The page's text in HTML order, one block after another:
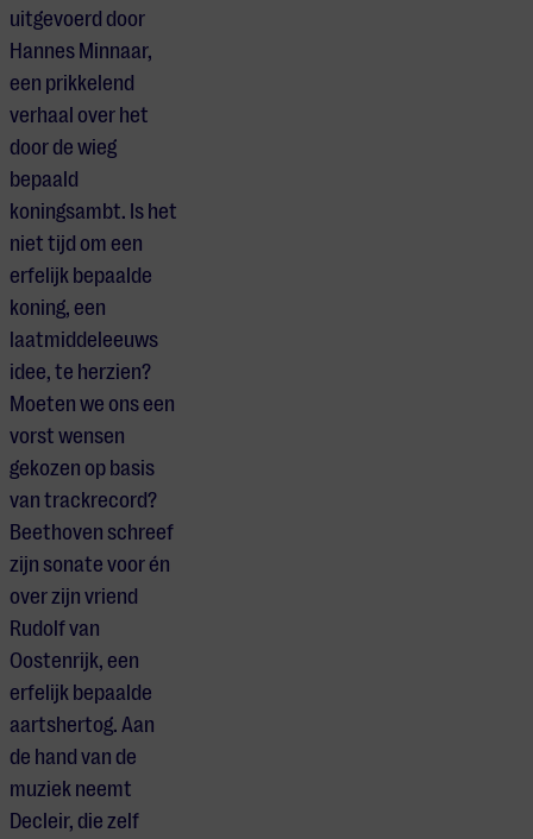
uitgevoerd door
Hannes Minnaar,
een prikkelend
verhaal over het
door de wieg
bepaald
koningsambt. Is het
niet tijd om een
erfelijk bepaalde
koning, een
laatmiddeleeuws
idee, te herzien?
Moeten we ons een
vorst wensen
gekozen op basis
van trackrecord?
Beethoven schreef
zijn sonate voor én
over zijn vriend
Rudolf van
Oostenrijk, een
erfelijk bepaalde
aartshertog. Aan
de hand van de
muziek neemt
Decleir, die zelf